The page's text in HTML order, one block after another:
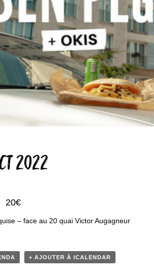
2022
20€
– face au 20 quai Victor Augagneur
+ AJOUTER À ICALENDAR